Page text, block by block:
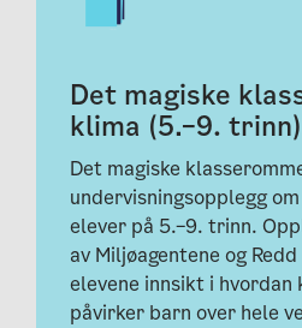
Det magiske
klima (5.–9. trinn)
Det magiske
undervisningsopplegg
elever på 5.–9. trinn.
av Miljøagentene og
elevene innsikt i hvordan
påvirker barn over hele